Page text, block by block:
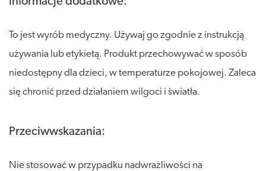
To jest wyrób medyczny. Używaj go zgodnie z instrukcją
używania lub etykietą. Produkt przechowywać w sposób
niedostępny dla dzieci, w temperaturze pokojowej. Zaleca
się chronić przed działaniem wilgoci i światła.
Przeciwwskazania:
Nie stosować w przypadku nadwrażliwości na